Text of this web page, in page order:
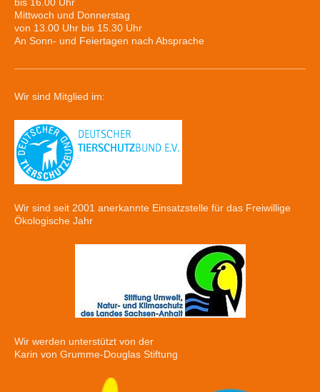
bis 16.00 Uhr
Mittwoch und Donnerstag
von 13.00 Uhr bis 15.30 Uhr
An Sonn- und Feiertagen nach Absprache
Wir sind Mitglied im:
Wir sind seit 2001 anerkannte Einsatzstelle für das Freiwillige
Ökologische Jahr
Wir werden unterstützt von der
Karin von Grumme-Douglas Stiftung